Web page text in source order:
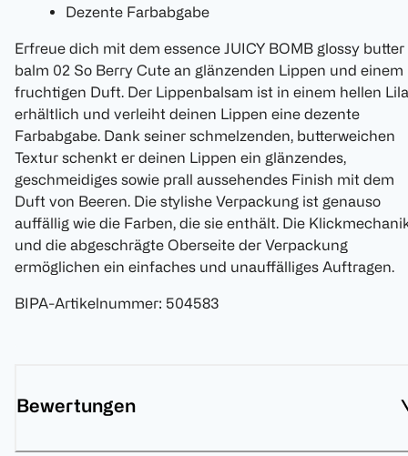
Dezente Farbabgabe
Erfreue dich mit dem essence JUICY BOMB glossy butter
balm 02 So Berry Cute an glänzenden Lippen und einem
fruchtigen Duft. Der Lippenbalsam ist in einem hellen Lila
erhältlich und verleiht deinen Lippen eine dezente
Farbabgabe. Dank seiner schmelzenden, butterweichen
Textur schenkt er deinen Lippen ein glänzendes,
geschmeidiges sowie prall aussehendes Finish mit dem
Duft von Beeren. Die stylishe Verpackung ist genauso
auffällig wie die Farben, die sie enthält. Die
und die abgeschrägte Oberseite der Verpackung
ermöglichen ein einfaches und unauffälliges Auftragen.
BIPA-Artikelnummer: 504583
Bewertungen